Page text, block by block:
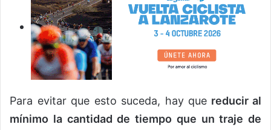
Para evitar que esto suceda, hay que reducir al
mínimo la cantidad de tiempo que un traje de